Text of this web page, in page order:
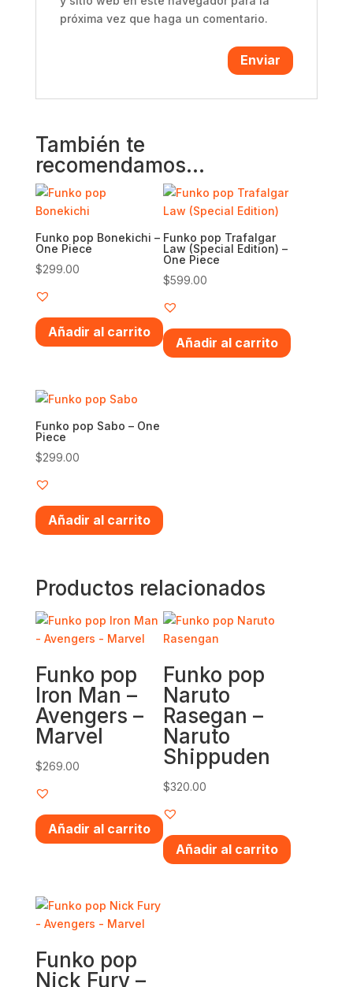
próxima vez que haga un comentario.
También te
recomendamos…
Funko pop Bonekichi –
One Piece
$299.00
Añadir al carrito
Funko pop Trafalgar
Law (Special Edition) –
One Piece
$599.00
Añadir al carrito
Funko pop Sabo – One
Piece
$299.00
Añadir al carrito
Productos relacionados
Funko pop
Iron Man –
Avengers –
Marvel
$269.00
Añadir al carrito
Funko pop
Naruto
Rasegan –
Naruto
Shippuden
$320.00
Añadir al carrito
Funko pop
Nick Fury –